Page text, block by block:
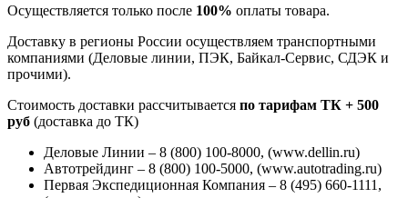
Осуществляется только после 100% оплаты товара.
Доставку в регионы России осуществляем транспортными
компаниями (Деловые линии, ПЭК, Байкал-Сервис, СДЭК и
прочими).
Стоимость доставки рассчитывается по тарифам ТК + 500
руб (доставка до ТК)
Деловые Линии – 8 (800) 100-8000, (www.dellin.ru)
Автотрейдинг – 8 (800) 100-5000, (www.autotrading.ru)
Первая Экспедиционная Компания – 8 (495) 660-1111,